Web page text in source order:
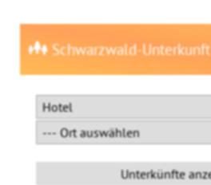
Schwarzwald-Unterkunft